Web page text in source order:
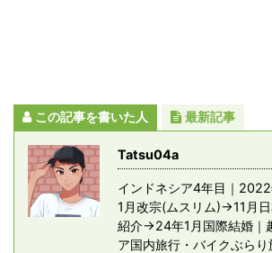
この記事を書いた人 最新記事
Tatsu04a
インドネシア4年目｜
1月改宗(ムスリム)→11月
紹介→24年1月国際結婚｜
ア国内旅行・バイクぶらり